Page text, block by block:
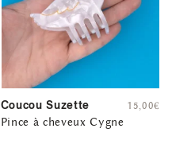
Coucou Suzette
Pince à cheveux Cygne
15,00€